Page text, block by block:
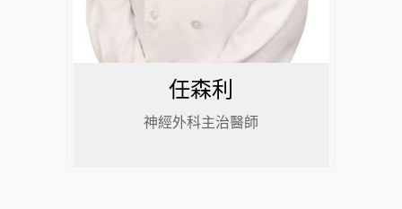
任森利
神經外科主治醫師